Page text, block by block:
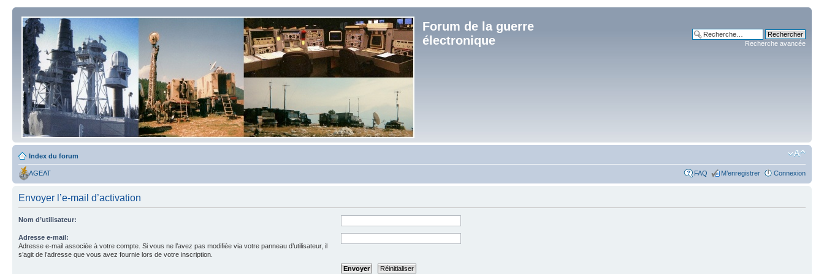
Forum de la guerre
électronique
Recherche avancée
Index du forum
AGEAT FAQ M’enregistrer Connexion
Envoyer l’e-mail d’activation
Nom d’utilisateur:
Adresse e-mail:
Adresse e-mail associée à votre compte. Si vous ne l’avez pas modifiée via votre panneau d’utilisateur, il
s’agit de l’adresse que vous avez fournie lors de votre inscription.